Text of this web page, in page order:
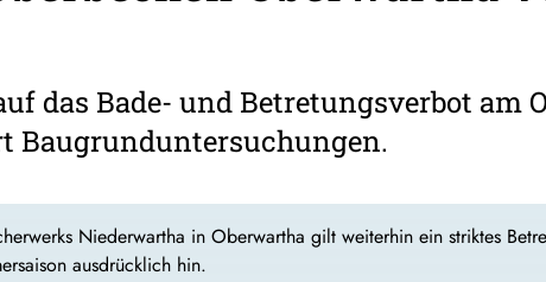
das Bade- und Betretungsverbot am
Baugrunduntersuchungen.
Niederwartha in Oberwartha gilt weiterhin ein striktes
ausdrücklich hin.